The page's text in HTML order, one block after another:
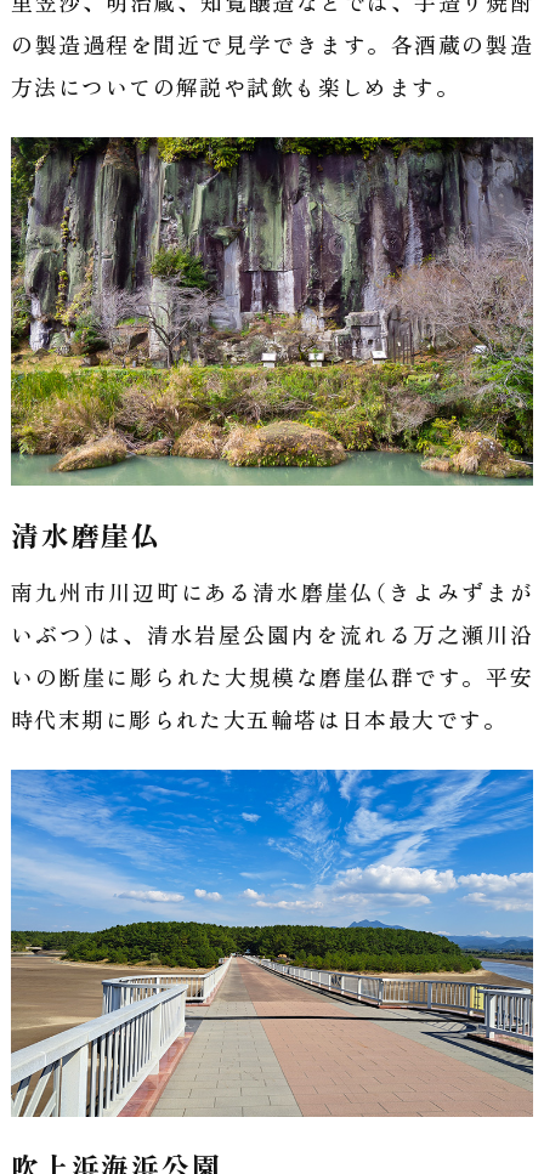
の製造過程を間近で見学できます。各酒蔵の製造
方法についての解説や試飲も楽しめます。
清水磨崖仏
南九州市川辺町にある清水磨崖仏（きよみずまが
いぶつ）は、清水岩屋公園内を流れる万之瀬川沿
いの断崖に彫られた大規模な磨崖仏群です。平安
時代末期に彫られた大五輪塔は日本最大です。